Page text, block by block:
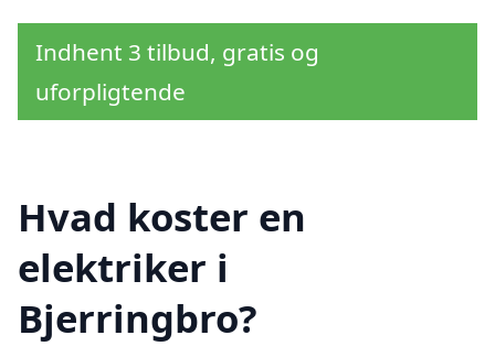
Indhent 3 tilbud, gratis og
uforpligtende
Hvad koster en
elektriker i
Bjerringbro?